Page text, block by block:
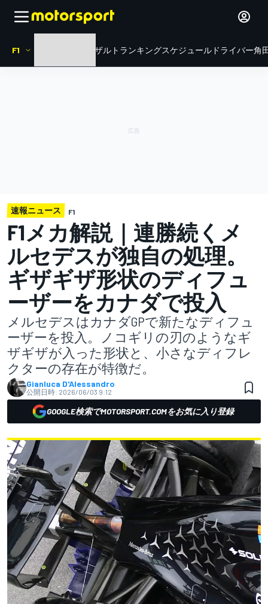
F1 リザルト ランキングスケジュール ドライバー角
速報ニュース F1
F1メカ解説｜連勝続くメ
ルセデスが独自の処理。
ギザギザ形状のディフュ
ーザーをカナダで投入
メルセデスはカナダGPで新たなディフュ
ーザーを投入。ノコギリの刃のようなギ
ザギザが入った形状と、小さなディフレ
クターの存在が特徴だ。
Gianluca D'Alessandro
公開日時: 2026/06/03 9:12
GOOGLE検索でMOTORSPORT.COMをお気に入り登録